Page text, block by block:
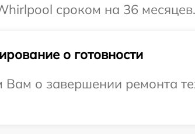
сроком на 36 месяцев.
о готовности
о завершении ремонта